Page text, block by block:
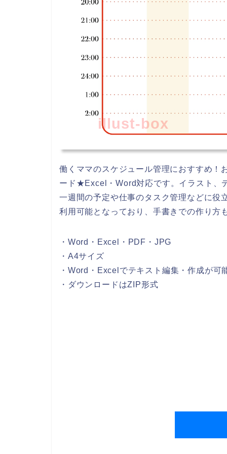
illust-box
働くママのスケジュール管理におすすめ！
ード★Excel・Word対応です。イラスト、
一週間の予定や仕事のタスク管理などに役
利用可能となっており、手書きでの作り方
・Word・Excel・PDF・JPG
・A4サイズ
・Word・Excelでテキスト編集・作成が可
・ダウンロードはZIP形式